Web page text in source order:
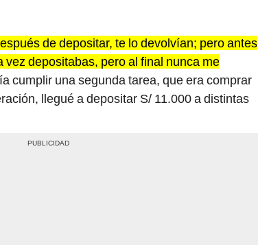
de depositar, te lo devolvían; pero antes
depositabas, pero al final nunca me
cumplir una segunda tarea, que era comprar
llegué a depositar S/ 11.000 a distintas